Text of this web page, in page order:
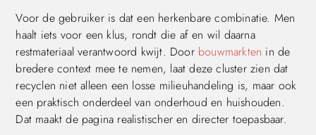
Voor de gebruiker is dat een herkenbare combinatie. Men
haalt iets voor een klus, rondt die af en wil daarna
restmateriaal verantwoord kwijt. Door bouwmarkten in de
bredere context mee te nemen, laat deze cluster zien dat
recyclen niet alleen een losse milieuhandeling is, maar ook
een praktisch onderdeel van onderhoud en huishouden.
Dat maakt de pagina realistischer en directer toepasbaar.